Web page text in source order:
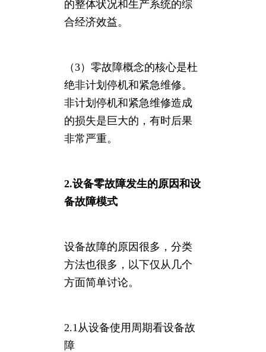
的整体状况和生产系统的综
合经济效益。
（3）零故障概念的核心是杜
绝非计划停机和紧急维修。
非计划停机和紧急维修造成
的损失是巨大的，有时后果
非常严重。
2.设备零故障发生的原因和设
备故障模式
设备故障的原因很多，分类
方法也很多，以下仅从几个
方面简单讨论。
2.1从设备使用周期看设备故
障